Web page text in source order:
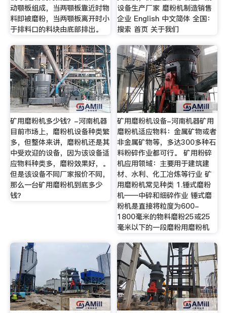
动颚板组成，当两颚板靠近时物
料即被磨粉，当两颚板离开时小
于排料口的料块由底部排出。
设备生产厂家 磨粉机制造销售
企业 English 中文简体 全国：
搜索 首页 关于我们
矿用磨粉机多少钱？-河南机器
目前市场上，磨粉机设备种类繁
多，但整体来讲，磨粉机还是其
中受欢迎的设备，因为该设备适
应物料种类多，磨粉效果好，。
但是该设备不同厂家报价不同，
那么一台矿用磨粉机到底多少
钱？
矿用磨粉机设备-河南机器矿用
磨粉机适应物料：金属矿物或者
非金属矿物等，多达300多种石
料粉碎作业都可行。 矿用粉碎
机应用领域：主要用于建筑建
材、水利、化工冶炼等行业 矿
用磨粉机常见种类 1.锤式磨粉
机——中碎和细碎作业 锤式磨
粉机是直接将粒度为600-
1800毫米的物料磨粉25或25
毫米以下的一段磨粉用磨粉机